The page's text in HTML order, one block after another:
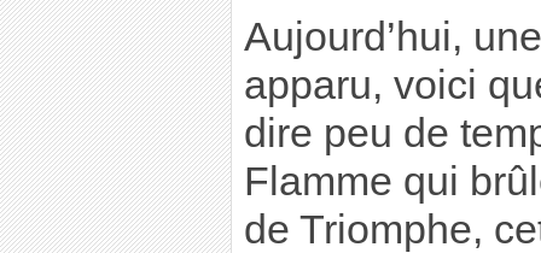
Aujourd’hui,
apparu, voici
dire peu de
Flamme qui
de Triomphe,